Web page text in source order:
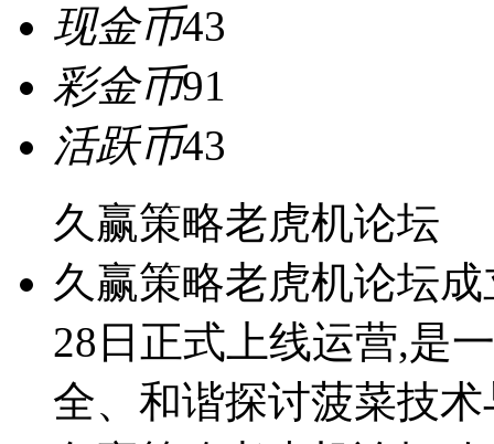
现金币43
彩金币91
活跃币43
久赢策略老虎机论坛
久赢策略老虎机论坛成
28日正式上线运营,是
全、和谐探讨菠菜技